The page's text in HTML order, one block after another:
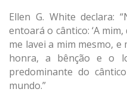
Ellen G. White declara:
entoará o cântico: ‘A
me lavei a mim mesmo,
honra, a bênção e o
predominante do
mundo.”